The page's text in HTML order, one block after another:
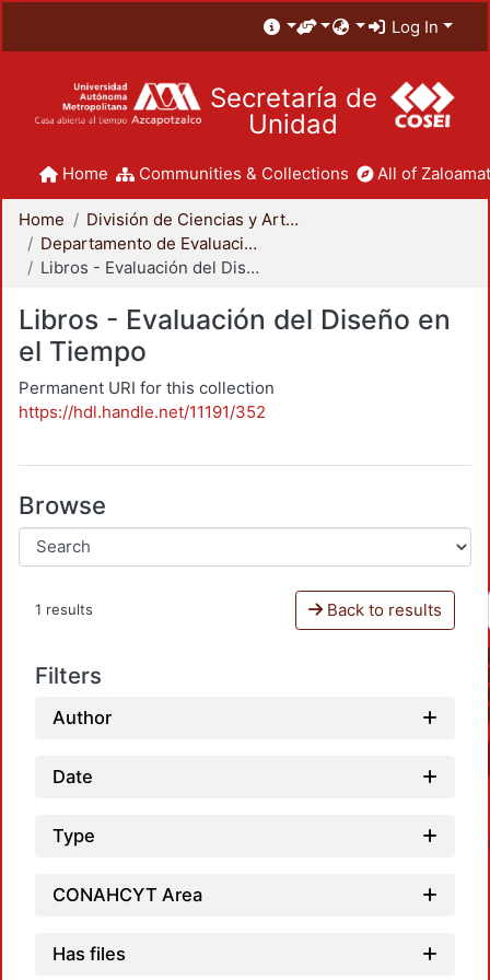
Log In
Secretaría de
Unidad
Home Communities & Collections All of
Home
División de Ciencias y Artes para el Diseño
Departamento de Evaluación del Diseño en el Tiempo
Libros - Evaluación del Diseño en el Tiempo
Libros - Evaluación del Diseño en
el Tiempo
Permanent URI for this collection
https://hdl.handle.net/11191/352
Browse
1 results Back to results
Filters
Author
Date
Type
CONAHCYT Area
Has files